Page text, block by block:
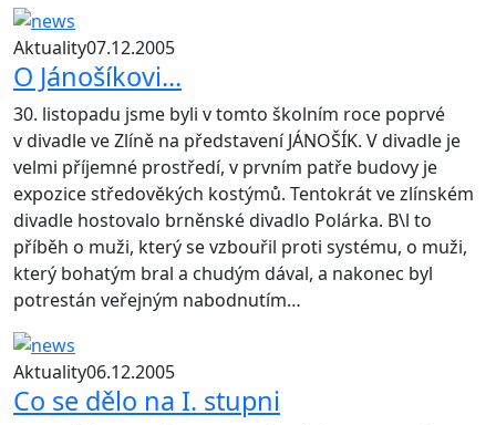
Aktuality07.12.2005
O Jánošíkovi...
30. listopadu jsme byli v tomto školním roce poprvé
v divadle ve Zlíně na představení JÁNOŠÍK. V divadle je
velmi příjemné prostředí, v prvním patře budovy je
expozice středověkých kostýmů. Tentokrát ve zlínském
divadle hostovalo brněnské divadlo Polárka. B\l to
příběh o muži, který se vzbouřil proti systému, o muži,
který bohatým bral a chudým dával, a nakonec byl
potrestán veřejným nabodnutím…
Aktuality06.12.2005
Co se dělo na I. stupni